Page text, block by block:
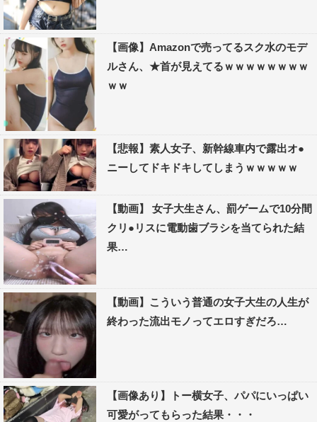
【画像】Amazonで売ってるスク水のモデ
ルさん、★首が見えてるｗｗｗｗｗｗｗｗ
ｗｗ
【悲報】素人女子、新幹線車内で露出オ●
ニーしてドキドキしてしまうｗｗｗｗｗ
【動画】 女子大生さん、罰ゲームで10分間
クリ●リスに電動歯ブラシを当てられた結
果…
【動画】こういう普通の女子大生の人生が
終わった流出モノってエロすぎだろ…
【画像あり】トー横女子、パパにいっぱい
可愛がってもらった結果・・・